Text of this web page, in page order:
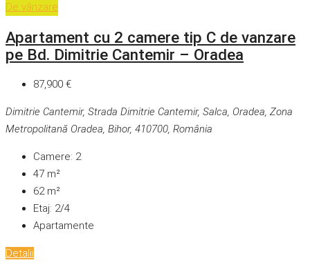
De vânzare
Apartament cu 2 camere tip C de vanzare
pe Bd. Dimitrie Cantemir – Oradea
87,900 €
Dimitrie Cantemir, Strada Dimitrie Cantemir, Salca, Oradea, Zona
Metropolitană Oradea, Bihor, 410700, România
Camere: 2
47 m²
62m²
Etaj: 2/4
Apartamente
Detalii